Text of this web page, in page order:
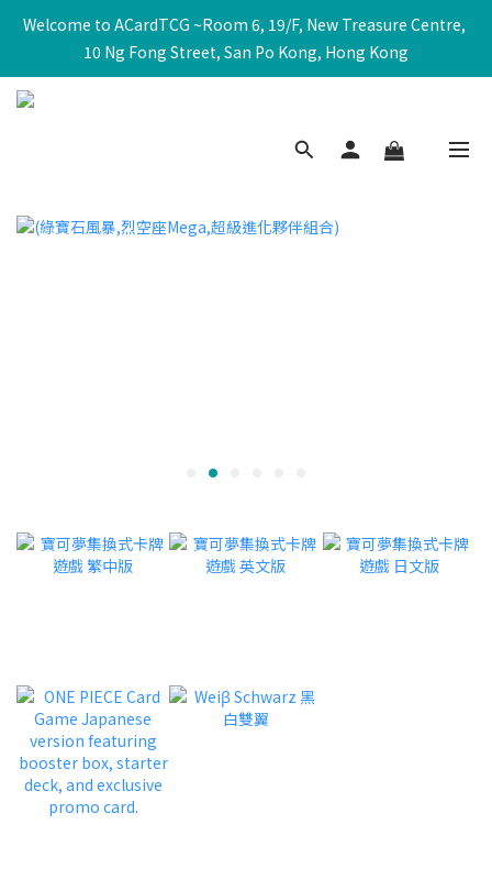
Welcome to ACardTCG ~Room 6, 19/F, New Treasure Centre,
10 Ng Fong Street, San Po Kong, Hong Kong